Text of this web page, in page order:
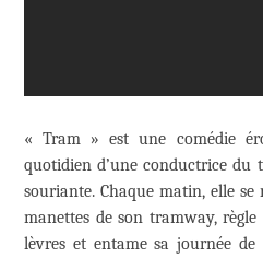
« Tram » est une comédie
quotidien d’une conductrice du
souriante. Chaque matin, elle se
manettes de son tramway,
lèvres et entame sa journée